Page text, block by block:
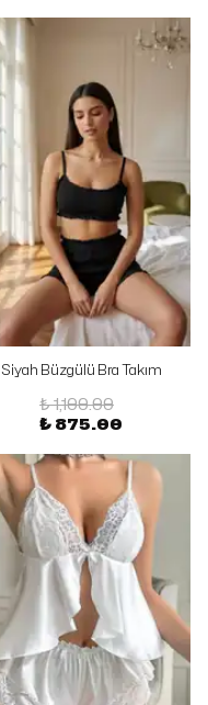
Siyah Büzgülü Bra Takım
₺ 1,100.00
₺ 875.00